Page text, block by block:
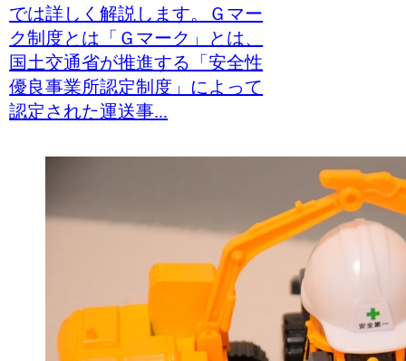
では詳しく解説します。Ｇマー
ク制度とは「Ｇマーク」とは、
国土交通省が推進する「安全性
優良事業所認定制度」によって
認定された運送事...